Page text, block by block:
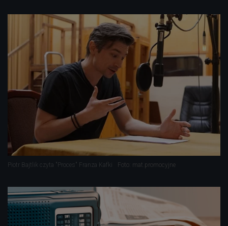
Piotr Bajtlik czyta "Proces" Franza Kafki Foto: mat.promocyjne